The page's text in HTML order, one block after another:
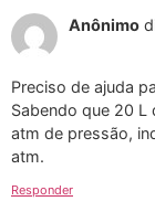
Anônimo
Preciso de ajuda
Sabendo que 20 L
atm de pressão,
atm.
Responder